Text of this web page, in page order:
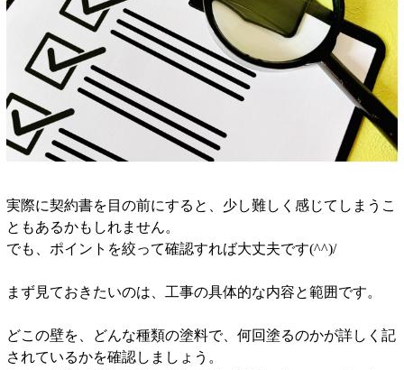
実際に契約書を目の前にすると、少し難しく感じてしまうこ
ともあるかもしれません。
でも、ポイントを絞って確認すれば大丈夫です(^^)/
まず見ておきたいのは、工事の具体的な内容と範囲です。
どこの壁を、どんな種類の塗料で、何回塗るのかが詳しく記
されているかを確認しましょう。